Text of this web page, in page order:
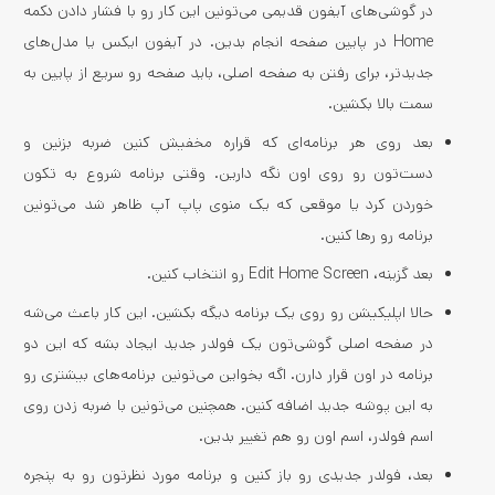
در گوشی‌های آیفون قدیمی می‌تونین این کار رو با فشار دادن دکمه
Home در پایین صفحه انجام بدین. در آیفون ایکس یا مدل‌های
جدیدتر، برای رفتن به صفحه اصلی، باید صفحه رو سریع از پایین به
سمت بالا بکشین.
بعد روی هر برنامه‌ای که قراره مخفیش کنین ضربه بزنین و
دست‌تون رو روی اون نگه دارین. وقتی برنامه شروع به تکون
خوردن کرد یا موقعی که یک منوی پاپ آپ ظاهر شد می‌تونین
برنامه رو رها کنین.
بعد گزینه، Edit Home Screen رو انتخاب کنین.
حالا اپلیکیشن رو روی یک برنامه دیگه بکشین. این کار باعث می‌شه
در صفحه اصلی گوشی‌تون یک فولدر جدید ایجاد بشه که این دو
برنامه در اون قرار دارن. اگه بخواین می‌تونین برنامه‌های بیشتری رو
به این پوشه جدید اضافه کنین. همچنین می‌تونین با ضربه زدن روی
اسم فولدر، اسم اون رو هم تغییر بدین.
بعد، فولدر جدیدی رو باز کنین و برنامه مورد نظرتون رو به پنجره